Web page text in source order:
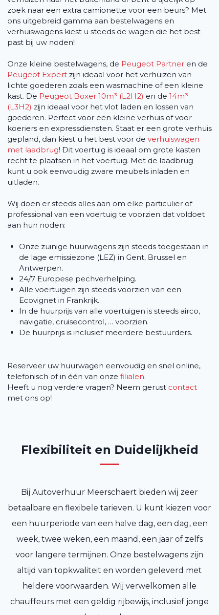
zoek naar een extra camionette voor een beurs? Met
ons uitgebreid gamma aan bestelwagens en
verhuiswagens kiest u steeds de wagen die het best
past bij uw noden!
Onze kleine bestelwagens, de Peugeot Partner en de
Peugeot Expert zijn ideaal voor het verhuizen van
lichte goederen zoals een wasmachine of een kleine
kast. De Peugeot Boxer 10m³ (L2H2) en de 14m³
(L3H2) zijn ideaal voor het vlot laden en lossen van
goederen. Perfect voor een kleine verhuis of voor
koeriers en expressdiensten. Staat er een grote verhuis
gepland, dan kiest u het best voor de verhuiswagen
met laadbrug! Dit voertuig is ideaal om grote kasten
recht te plaatsen in het voertuig. Met de laadbrug
kunt u ook eenvoudig zware meubels inladen en
uitladen.
Wij doen er steeds alles aan om elke particulier of
professional van een voertuig te voorzien dat voldoet
aan hun noden:
Onze zuinige huurwagens zijn steeds toegestaan in
de lage emissiezone (LEZ) in Gent, Brussel en
Antwerpen.
24/7 Europese pechverhelping.
Alle voertuigen zijn steeds voorzien van een
Ecovignet in Frankrijk.
In de huurprijs van alle voertuigen is steeds airco,
navigatie, cruisecontrol, … voorzien.
De huurprijs is inclusief meerdere bestuurders.
Reserveer uw huurwagen eenvoudig en snel online,
telefonisch of in één van onze filialen.
Heeft u nog verdere vragen? Neem gerust contact
met ons op!
Flexibiliteit en Duidelijkheid
Bij Autoverhuur Meerschaert bieden wij zeer
betaalbare en flexibele tarieven. U kunt kiezen voor
een huurperiode van een halve dag, een dag, een
week, twee weken, een maand, een jaar of zelfs
voor langere termijnen. Onze bestelwagens zijn
altijd van topkwaliteit en worden geleverd met
heldere voorwaarden. Wij verwelkomen alle
chauffeurs met een geldig rijbewijs, inclusief jonge